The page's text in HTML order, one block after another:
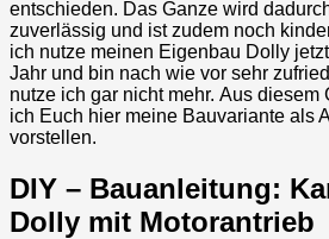
entschieden. Das Ganze wird
zuverlässig und ist zudem noch
ich nutze meinen Eigenbau Dolly
Jahr und bin nach wie vor sehr
nutze ich gar nicht mehr. Aus diesem
ich Euch hier meine Bauvariante als
vorstellen.
DIY – Bauanleitung:
Dolly mit Motorantrieb